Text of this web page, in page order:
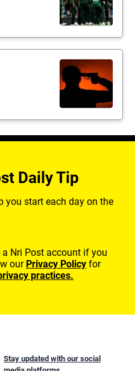
Daily Tip
you start each day on the
Nri Post account if you
our Privacy Policy for
practices.
Stay updated with our social